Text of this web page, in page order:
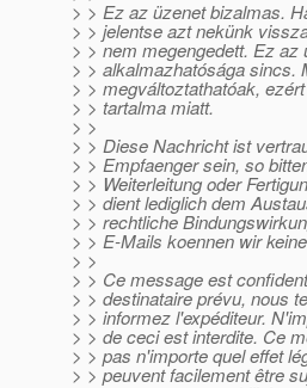
> > Ez az üzenet bizalmas.
> > jelentse azt nekünk
> > nem megengedett. Ez
> > alkalmazhatósága sincs.
> > megváltoztathatóak,
> > tartalma miatt.
> >
> > Diese Nachricht ist
> > Empfaenger sein, so
> > Weiterleitung oder
> > dient lediglich dem
> > rechtliche
> > E-Mails koennen wir
> >
> > Ce message est
> > destinataire prévu, nous
> > informez l'expéditeur.
> > de ceci est interdite. Ce
> > pas n'importe quel effet
> > peuvent facilement être